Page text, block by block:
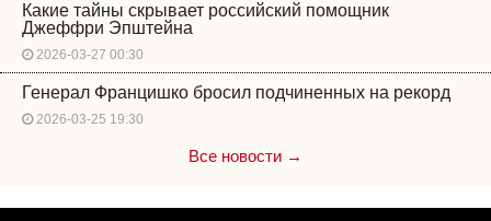
Какие тайны скрывает российский помощник
Джеффри Эпштейна
2026-03-27 00:30
Генерал Францишко бросил подчиненных на рекорд
2026-03-25 19:30
Все новости →